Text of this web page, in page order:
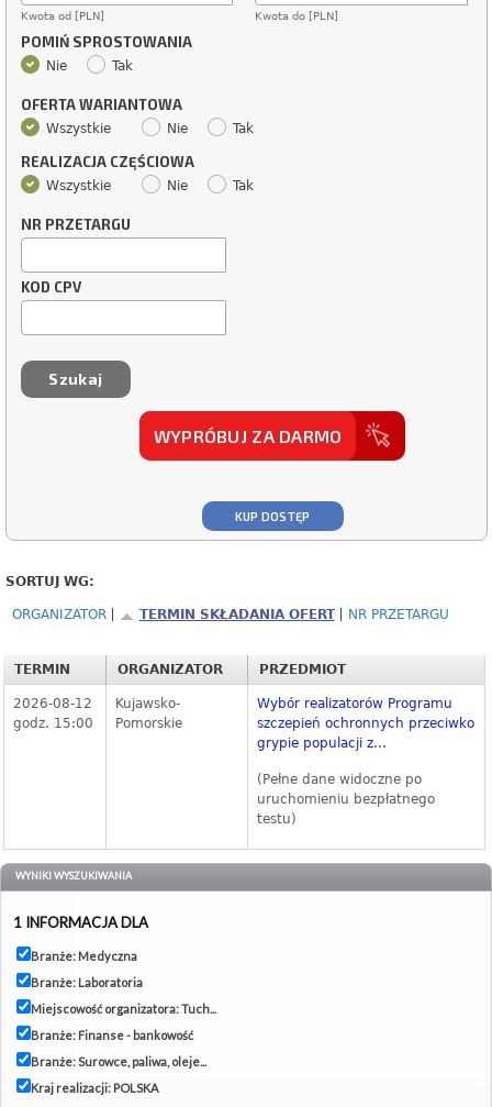
Kwota od [PLN] Kwota do [PLN]
POMIŃ SPROSTOWANIA
Nie Tak
OFERTA WARIANTOWA
Wszystkie Nie Tak
REALIZACJA CZĘŚCIOWA
Wszystkie Nie Tak
NR PRZETARGU
KOD CPV
WYPRÓBUJ ZA DARMO
KUP DOSTĘP
SORTUJ WG:
ORGANIZATOR TERMIN SKŁADANIA OFERT NR PRZETARGU
TERMIN ORGANIZATOR PRZEDMIOT
2026-08-12
godz. 15:00
Kujawsko-
Pomorskie
Wybór realizatorów Programu
szczepień ochronnych przeciwko
grypie populacji z...
(Pełne dane widoczne po
uruchomieniu bezpłatnego
testu)
WYNIKI WYSZUKIWANIA
1 INFORMACJA DLA
Branże: Medyczna
Branże: Laboratoria
Miejscowość organizatora: Tuch...
Branże: Finanse - bankowość
Branże: Surowce, paliwa, oleje...
Kraj realizacji: POLSKA